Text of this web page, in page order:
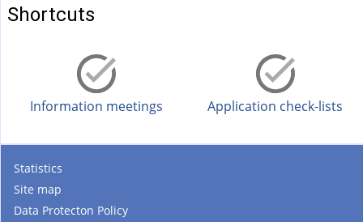
Shortcuts
Information meetings Application check-lists
Statistics
Site map
Data Protecton Policy